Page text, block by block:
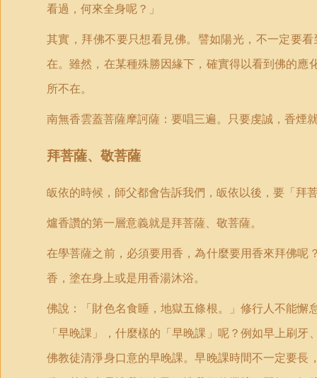
看過，何來全身呢？」
其實，拜佛不要只想看見佛。譬如陽光，不一定要
在。雖然，在某種殊勝因緣下，確實得以看到佛的
所不在。
南無香雲蓋菩薩摩訶薩：要唱三遍。只要虔誠，香煙
拜菩薩、敬菩薩
皈依的時候，師父都會告訴我們，皈依以後，要「拜
爐香讚的第一層意義就是拜菩薩、敬菩薩。
在學菩薩之前，必須要用香，為什麼要用香來拜佛
香，塗在身上或是用香湯沐浴。
佛說：「財色名食睡，地獄五條根。」修行人不能
「早晚課」，什麼樣的「早晚課」呢？例如早上刷
佛教徒清淨身口意的早晚課。早晚課時間不一定要